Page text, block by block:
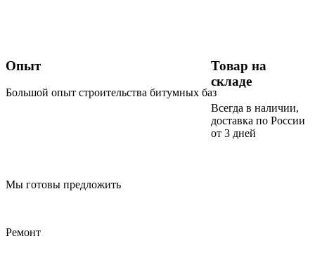
Опыт
Большой опыт строительства битумных баз
Товар на
складе
Всегда в наличии,
доставка по России
от 3 дней
Мы готовы предложить
Ремонт